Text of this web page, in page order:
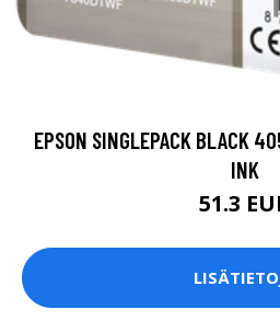
EPSON SINGLEPACK BLACK
INK
51.3